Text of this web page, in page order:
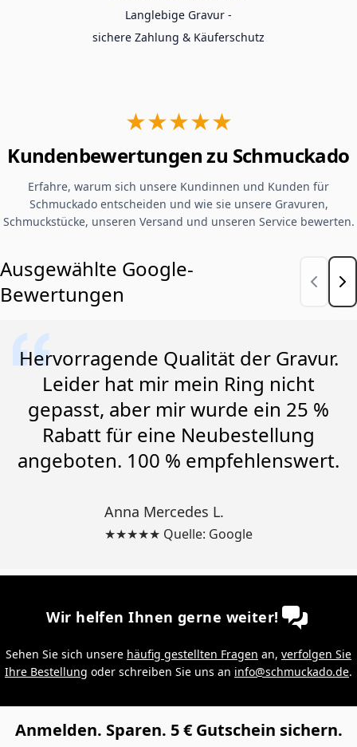
Langlebige Gravur -
sichere Zahlung & Käuferschutz
★★★★★
Kundenbewertungen zu Schmuckado
Erfahre, warum sich unsere Kundinnen und Kunden für
Schmuckado entscheiden und wie sie unsere Gravuren,
Schmuckstücke, unseren Versand und unseren Service bewerten.
Ausgewählte Google-
Bewertungen
Hervorragende Qualität der Gravur.
Leider hat mir mein Ring nicht
gepasst, aber mir wurde ein 25 %
Rabatt für eine Neubestellung
angeboten. 100 % empfehlenswert.
Anna Mercedes L.
★★★★★ Quelle: Google
Wir helfen Ihnen gerne weiter!
Sehen Sie sich unsere häufig gestellten Fragen an, verfolgen Sie
Ihre Bestellung oder schreiben Sie uns an info@schmuckado.de.
Anmelden. Sparen. 5 € Gutschein sichern.